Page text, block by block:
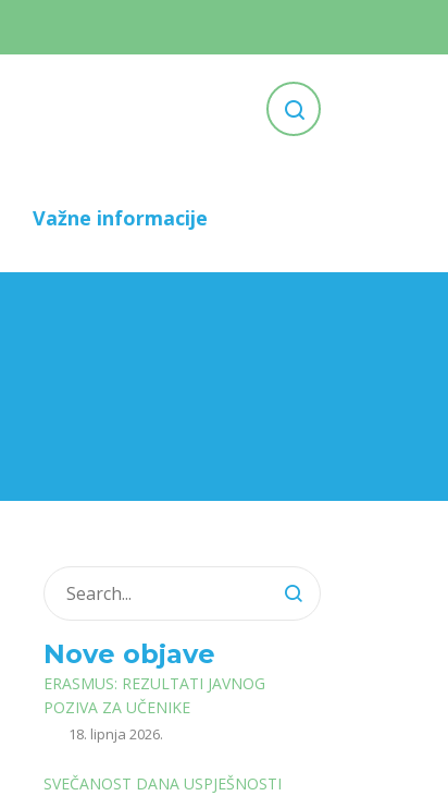
Važne informacije
Nove objave
ERASMUS: REZULTATI JAVNOG
POZIVA ZA UČENIKE
18. lipnja 2026.
SVEČANOST DANA USPJEŠNOSTI